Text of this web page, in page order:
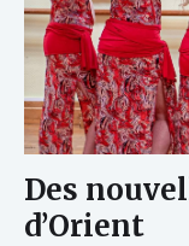
Des
d’Orient